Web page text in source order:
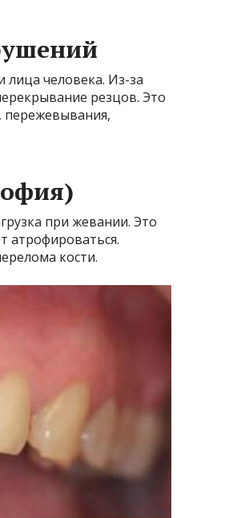
лица человека. Из-за
резцов. Это
пережевывания,
при жевании. Это
атрофироваться.
кости.